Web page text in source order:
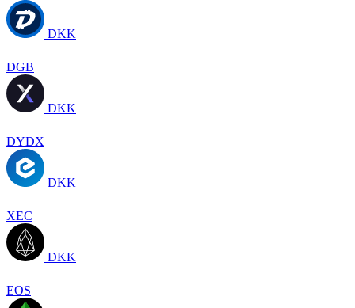
DKK
DGB
DKK
DYDX
DKK
XEC
DKK
EOS